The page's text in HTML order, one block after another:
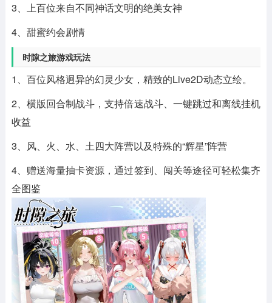
3、上百位来自不同神话文明的绝美女神
4、甜蜜约会剧情
时隙之旅游戏玩法
1、百位风格迥异的幻灵少女，精致的Live2D动态立绘。
2、横版回合制战斗，支持倍速战斗、一键跳过和离线挂机
收益
3、风、火、水、土四大阵营以及特殊的“辉星”阵营
4、赠送海量抽卡资源，通过签到、闯关等途径可轻松集齐
全图鉴